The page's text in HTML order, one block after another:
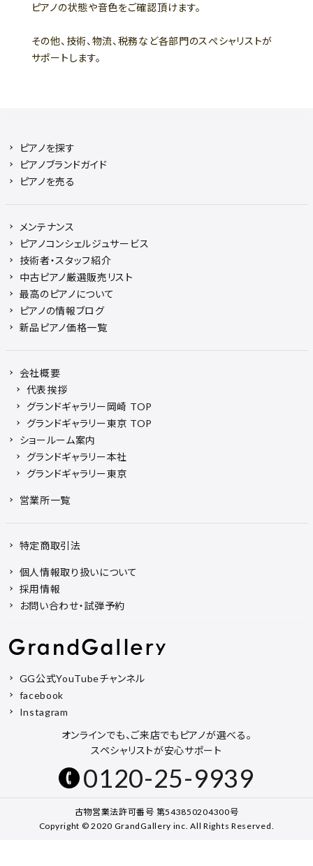
ピアノの状態や音色をご確認頂けます。
その他、技術、物流、税務など各部門のスぺシャリストが
サポートします。
ピアノを探す
ピアノブランドガイド
ピアノを売る
メンテナンス
ピアノコンシェルジュサービス
技術者・スタッフ紹介
中古ピアノ厳選販売リスト
最高のピアノについて
ピアノの情報ブログ
新品ピアノ価格一覧
会社概要
代表挨拶
グランドギャラリー岡崎 TOP
グランドギャラリー東京 TOP
ショールーム案内
グランドギャラリー本社
グランドギャラリー東京
営業所一覧
特定商取引法
個人情報取り扱いについて
採用情報
お問い合わせ・試弾予約
GG公式YouTubeチャンネル
facebook
Instagram
オンラインでも、ご来店でもピアノが選べる。
スペシャリストが安心サポート
0120-25-9939
古物営業法許可番号 第543850204300号
Copyright © 2020 GrandGallery inc. All Rights Reserved.